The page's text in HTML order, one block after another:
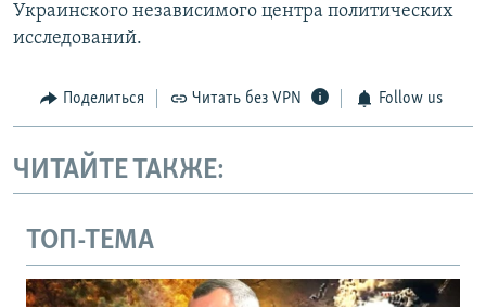
Украинского независимого центра политических
исследований.
Поделиться Читать без VPN Follow us
ЧИТАЙТЕ ТАКЖЕ:
ТОП-ТЕМА